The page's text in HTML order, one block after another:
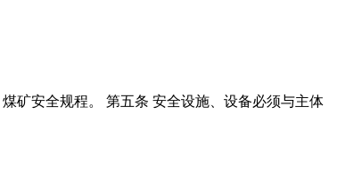
矿安全规程。 第五条 安全设施、设备必须与主体